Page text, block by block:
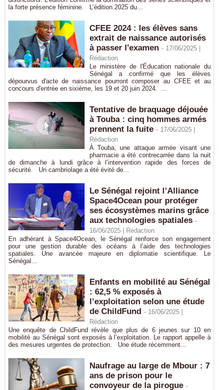
la forte présence féminine. L’édition 2025 du...
CFEE 2024 : les élèves sans
extrait de naissance autorisés
à passer l'examen - 17/06/2025 |
Rédaction
Le ministère de l'Éducation nationale du
Sénégal a confirmé que les élèves
dépourvus d'acte de naissance pourront composer au CFEE et au
concours d'entrée en sixième, les 19 et 20 juin 2024. ...
Tentative de braquage déjouée
à Touba : cinq hommes armés
prennent la fuite - 17/06/2025 |
Rédaction
À Touba, une attaque armée visant une
pharmacie a été contrecarrée dans la nuit
de dimanche à lundi grâce à l’intervention rapide des forces de
sécurité. Un cambriolage a été évité de...
Le Sénégal rejoint l’Alliance
Space4Ocean pour protéger
ses écosystèmes marins grâce
aux technologies spatiales -
16/06/2025 |
Rédaction
En adhérant à Space4Ocean, le Sénégal renforce son engagement
pour une gestion durable des océans à l’aide des technologies
spatiales. Une avancée majeure en diplomatie scientifique. Le
Sénégal...
Enfants en mobilité au Sénégal
: 62,5 % exposés à
l’exploitation selon une étude
de ChildFund - 16/06/2025 |
Rédaction
Une enquête de ChildFund révèle que plus de 6 jeunes sur 10 en
mobilité au Sénégal sont exposés à l’exploitation. Le rapport appelle à
des mesures urgentes de protection. Une étude récemment...
Naufrage au large de Mbour : 7
ans de prison pour le
convoyeur de la pirogue -